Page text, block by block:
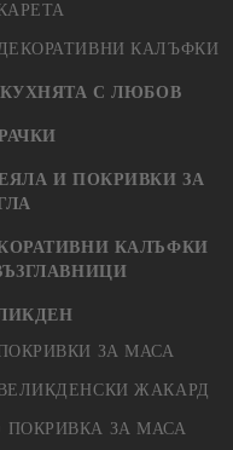
КАРЕТА
КАЛЪФКИ
КУХНЯТА С ЛЮБОВ
И ПОКРИВКИ ЗА
КАЛЪФКИ
ПОКРИВКИ ЗА МАСА
ВЕЛИКДЕНСКИ ЖАКАРД
ПОКРИВКА ЗА МАСА